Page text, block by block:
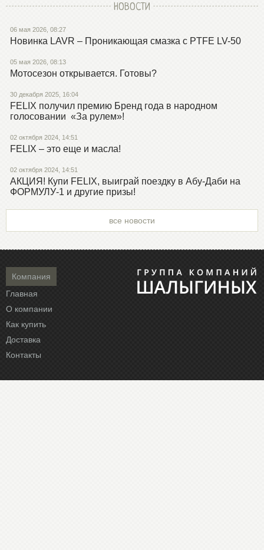
НОВОСТИ
06 мая 2026, 08:27
Новинка LAVR – Проникающая смазка с PTFE LV-50
05 мая 2026, 08:13
Мотосезон открывается. Готовы?
30 декабря 2025, 16:04
FELIX получил премию Бренд года в народном
голосовании «За рулем»!
02 октября 2024, 14:51
FELIX – это еще и масла!
02 октября 2024, 14:51
АКЦИЯ! Купи FELIX, выиграй поездку в Абу-Даби на
ФОРМУЛУ-1 и другие призы!
все новости
Компания
Главная
О компании
Как купить
Доставка
Контакты